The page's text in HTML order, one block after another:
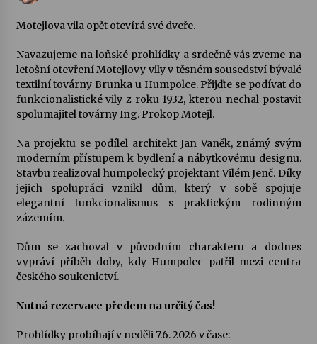
Veselí muzikanti
Pozvánka na integrační festival Quijotova
šedesátka: 28. 7.–1. 8. 2026
28. 7. 2026
Letní koncerty ve Stromovce: Kolchoz a
Jenakaši
28. 7. 2026
Letní koncerty ve Stromovce: Rufus Miller
Motejlova vila opět otevírá své dveře.
Navazujeme na loňské prohlídky a srdečně vás zveme na
letošní otevření Motejlovy vily v těsném sousedství bývalé
textilní továrny Brunka u Humpolce. Přijďte se podívat do
funkcionalistické vily z roku 1932, kterou nechal postavit
spolumajitel továrny Ing. Prokop Motejl.
Na projektu se podílel architekt Jan Vaněk, známý svým
moderním přístupem k bydlení a nábytkovému designu.
Stavbu realizoval humpolecký projektant Vilém Jenč. Díky
jejich spolupráci vznikl dům, který v sobě spojuje
elegantní funkcionalismus s praktickým rodinným
zázemím.
Dům se zachoval v původním charakteru a dodnes
vypráví příběh doby, kdy Humpolec patřil mezi centra
českého soukenictví.
Nutná rezervace předem na určitý čas!
Prohlídky probíhají v neděli 7.6. 2026 v čase: